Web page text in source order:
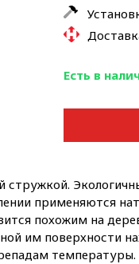
Есть в
стружкой.
применяются
похожим на
им поверхности
температуры.